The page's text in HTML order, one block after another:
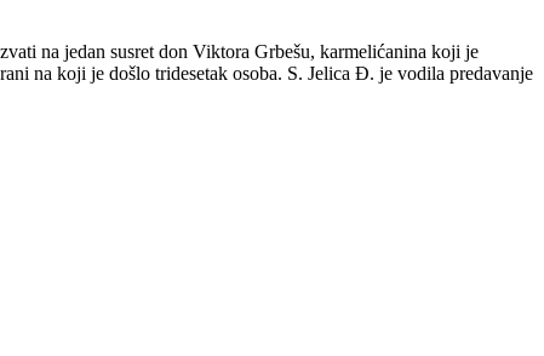
na jedan susret don Viktora Grbešu, karmelićanina koji je
na koji je došlo tridesetak osoba. S. Jelica Đ. je vodila predavanje